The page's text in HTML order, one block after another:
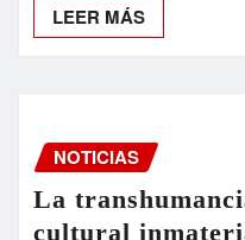
LEER MÁS
NOTICIAS
La
cultural